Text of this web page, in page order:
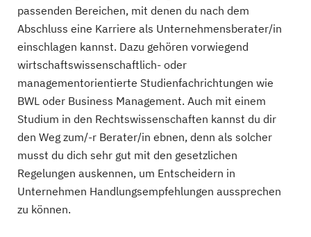
passenden Bereichen, mit denen du nach dem
Abschluss eine Karriere als Unternehmensberater/in
einschlagen kannst. Dazu gehören vorwiegend
wirtschaftswissenschaftlich- oder
managementorientierte Studienfachrichtungen wie
BWL oder Business Management. Auch mit einem
Studium in den Rechtswissenschaften kannst du dir
den Weg zum/-r Berater/in ebnen, denn als solcher
musst du dich sehr gut mit den gesetzlichen
Regelungen auskennen, um Entscheidern in
Unternehmen Handlungsempfehlungen aussprechen
zu können.